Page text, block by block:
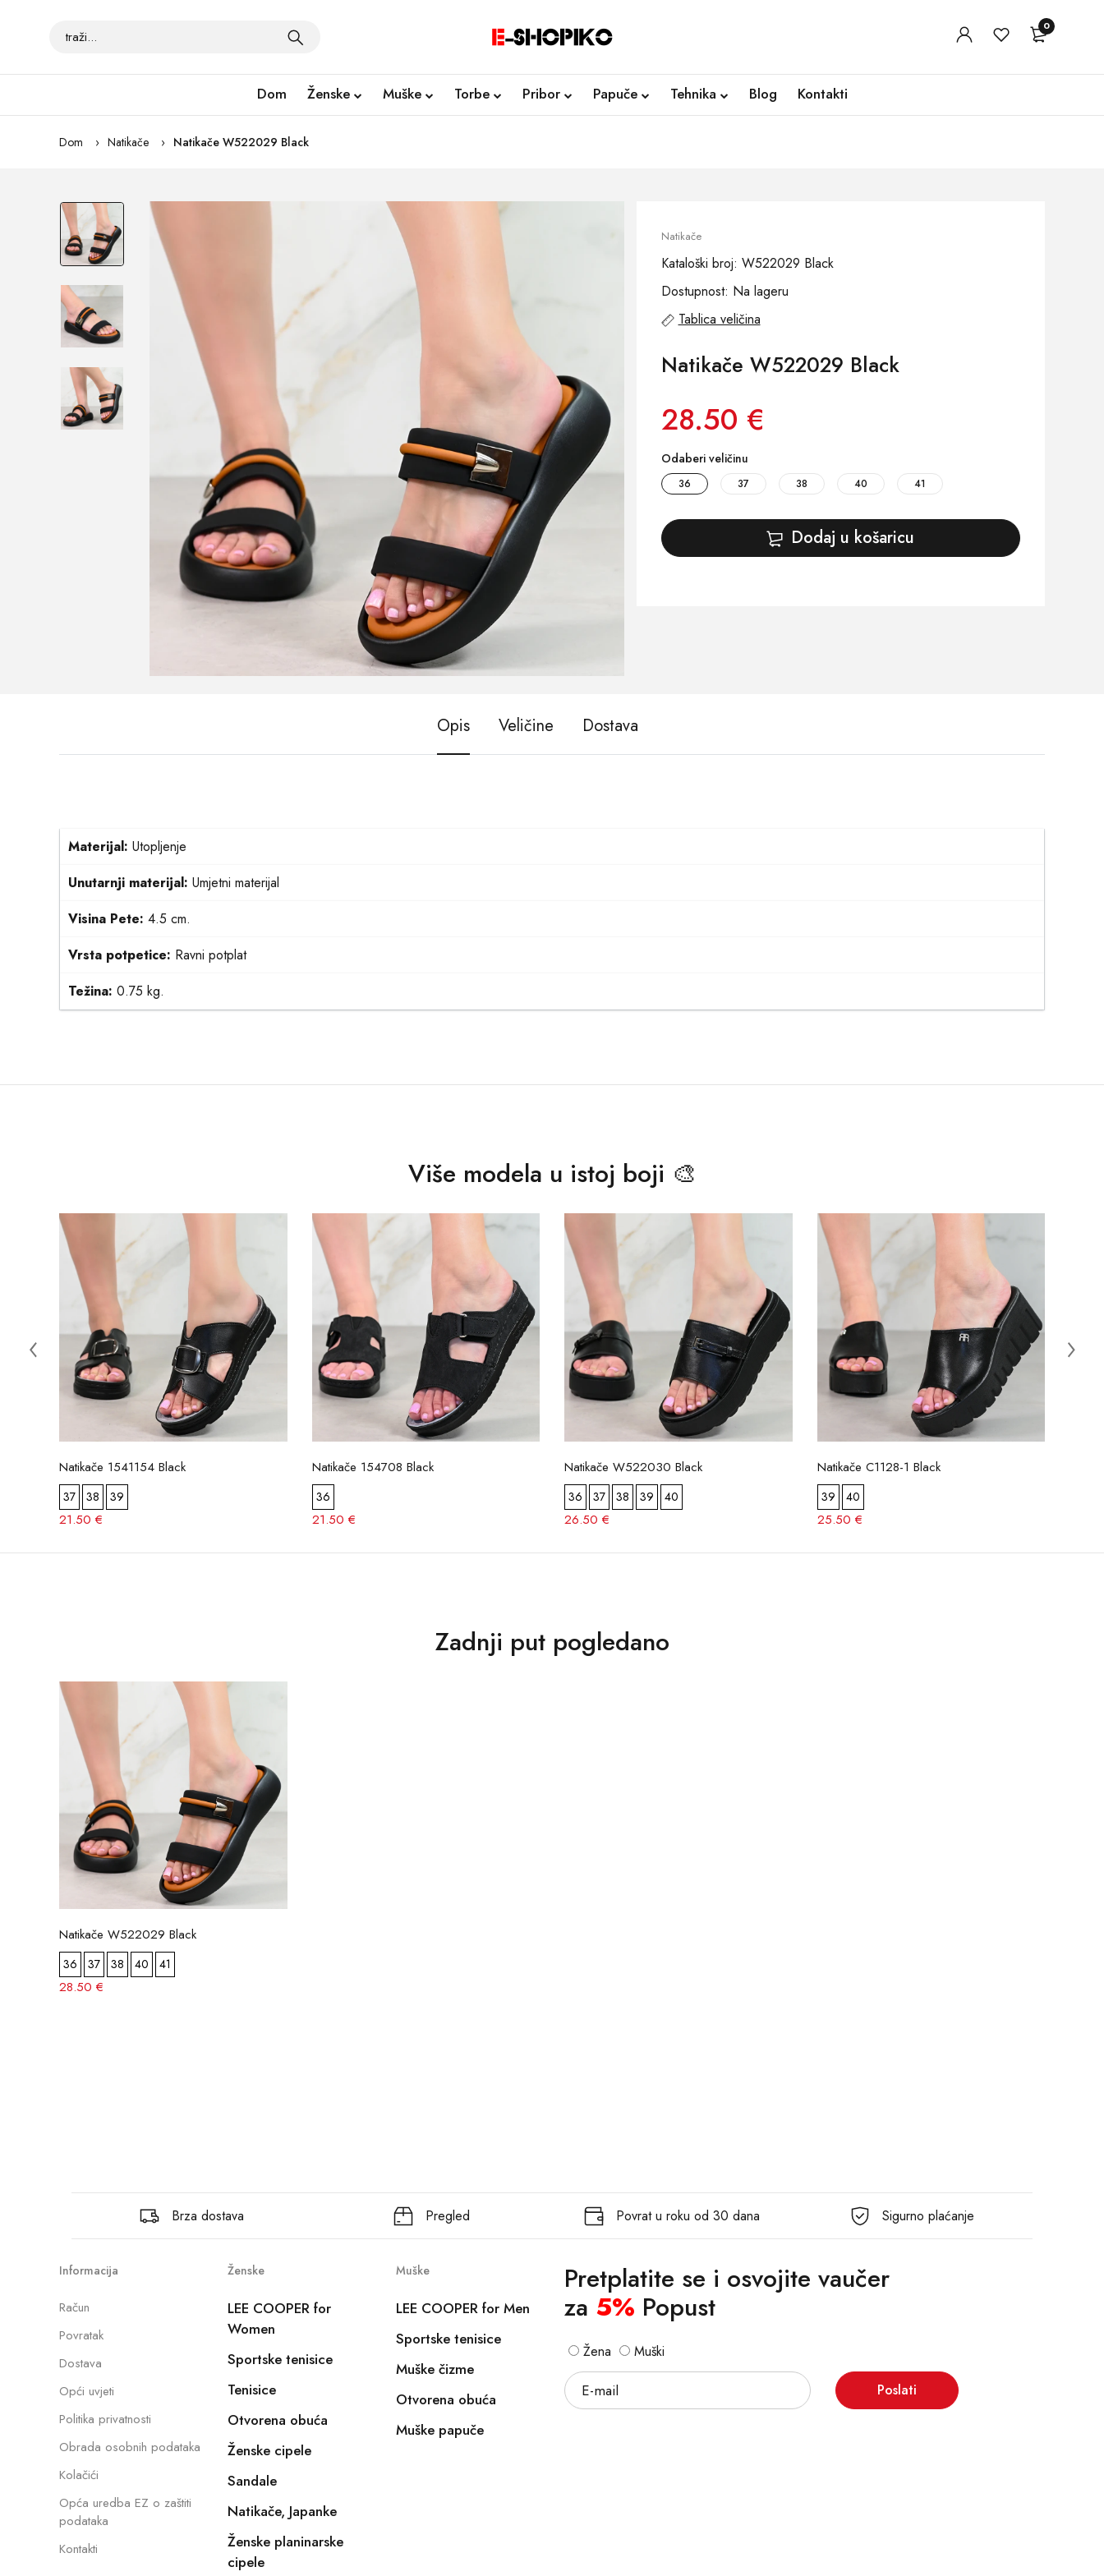
0
Dom Ženske Muške Torbe Pribor Papuče Tehnika Blog Kontakti
Dom Natikače Natikače W522029 Black
Natikače
Kataloški broj: W522029 Black
Dostupnost: Na lageru
Tablica veličina
Natikače W522029 Black
28.50 €
Odaberi veličinu
36 37 38 40 41
Dodaj u košaricu
Opis Veličine Dostava
Materijal: Utopljenje
Unutarnji materijal: Umjetni materijal
Visina Pete: 4.5 cm.
Vrsta potpetice: Ravni potplat
Težina: 0.75 kg.
Više modela u istoj boji 🎨
Natikače 1541154 Black
37 38 39
21.50 €
Natikače 154708 Black
36
21.50 €
Natikače W522030 Black
36 37 38 39 40
26.50 €
Natikače C1128-1 Black
39 40
25.50 €
Zadnji put pogledano
Natikače W522029 Black
36 37 38 40 41
28.50 €
Brza dostava Pregled Povrat u roku od 30 dana Sigurno plaćanje
Informacija
Račun
Povratak
Dostava
Opći uvjeti
Politika privatnosti
Obrada osobnih podataka
Kolačići
Opća uredba EZ o zaštiti
podataka
Kontakti
Ženske
LEE COOPER for
Women
Sportske tenisice
Tenisice
Otvorena obuća
Ženske cipele
Sandale
Natikače, Japanke
Ženske planinarske
cipele
Muške
LEE COOPER for Men
Sportske tenisice
Muške čizme
Otvorena obuća
Muške papuče
Pretplatite se i osvojite vaučer
za 5% Popust
Žena Muški
Poslati